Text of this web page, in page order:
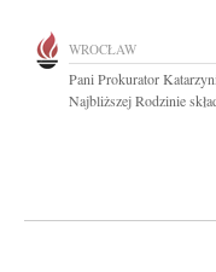
WROCŁAW
Pani Prokurator
Najbliższej Rodzinie